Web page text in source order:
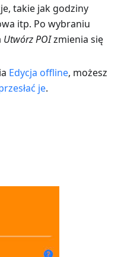
takie jak godziny
itp. Po wybraniu
Utwórz POIzmienia się
Edycja offline, możesz
je.